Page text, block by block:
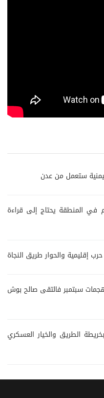
ستعمل من عدن
في المنطقة يحتاج إلى قراءة
إقليمية والحوار طريق النجاة
سبتمبر فالتقى صالح بوش
الطريق والخيار العسكري